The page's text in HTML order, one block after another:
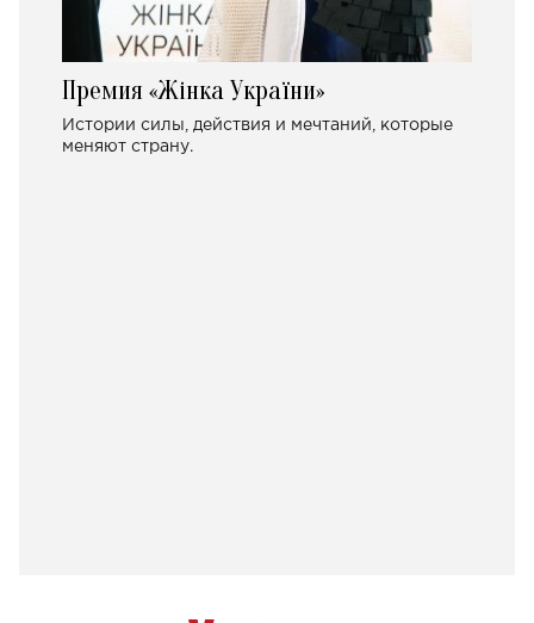
Премия «Жінка України»
Истории силы, действия и мечтаний, которые
меняют страну.